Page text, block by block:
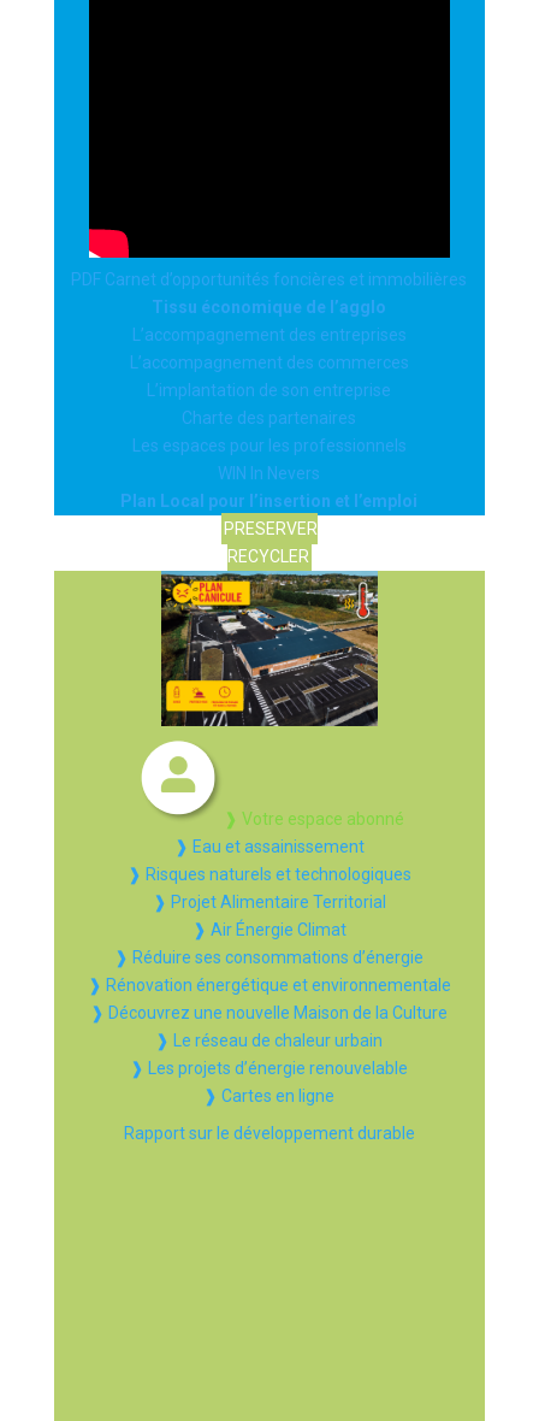
PDF Carnet d’opportunités foncières et immobilières
Tissu économique de l’agglo
L’accompagnement des entreprises
L’accompagnement des commerces
L’implantation de son entreprise
Charte des partenaires
Les espaces pour les professionnels
WIN In Nevers
Plan Local pour l’insertion et l’emploi
PRESERVER
RECYCLER
❱ Votre espace abonné
❱ Eau et assainissement
❱ Risques naturels et technologiques
❱ Projet Alimentaire Territorial
❱ Air Énergie Climat
❱ Réduire ses consommations d’énergie
❱ Rénovation énergétique et environnementale
❱ Découvrez une nouvelle Maison de la Culture
❱ Le réseau de chaleur urbain
❱ Les projets d’énergie renouvelable
❱ Cartes en ligne
Rapport sur le développement durable